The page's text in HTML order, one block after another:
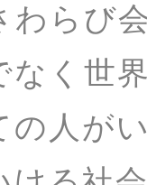
わらび
なく世
の人が